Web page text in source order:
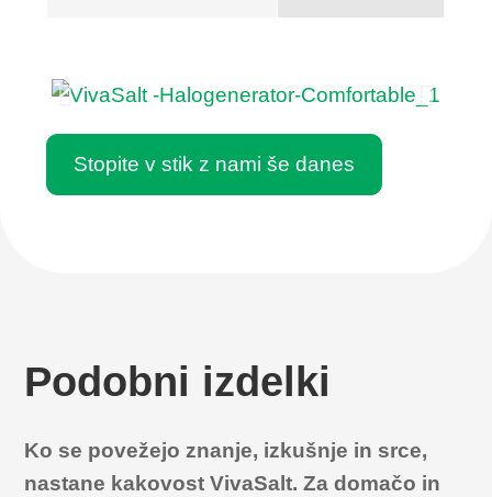
Stopite v stik z nami še danes
Podobni izdelki
Ko se povežejo znanje, izkušnje in srce,
nastane kakovost VivaSalt. Za domačo in